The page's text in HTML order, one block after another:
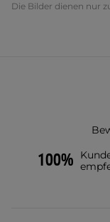
Die Bilder dienen nur
100%